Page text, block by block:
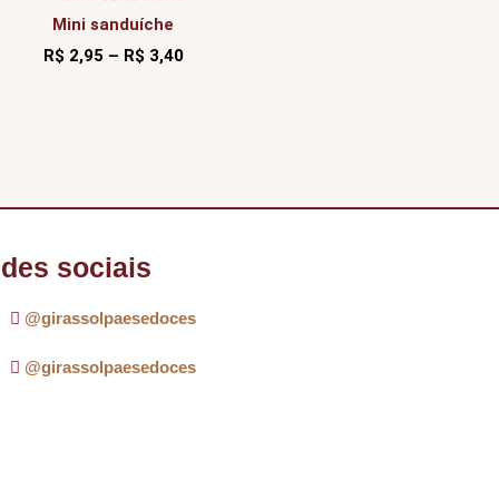
Mini sanduíche
R$ 2,95 – R$ 3,40
sociais
@girassolpaesedoces
@girassolpaesedoces